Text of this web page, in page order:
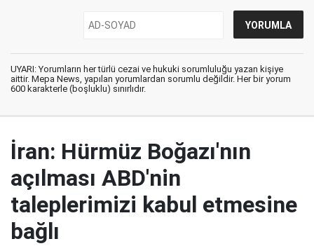
UYARI: Yorumların her türlü cezai ve hukuki sorumluluğu yazan kişiye
aittir. Mepa News, yapılan yorumlardan sorumlu değildir. Her bir yorum
600 karakterle (boşluklu) sınırlıdır.
İran: Hürmüz Boğazı'nın
açılması ABD'nin
taleplerimizi kabul etmesine
bağlı